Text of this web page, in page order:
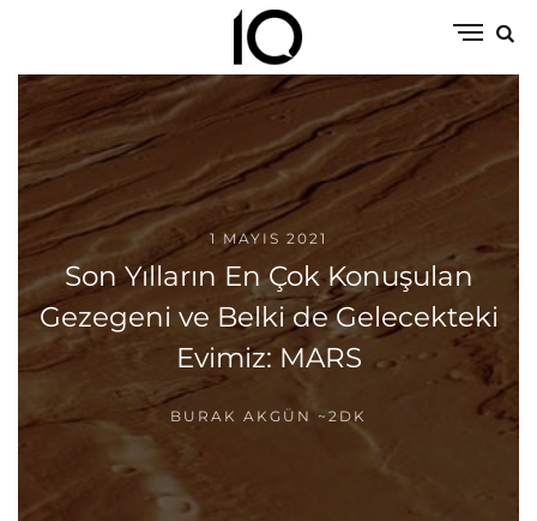
1 MAYIS 2021
Son Yılların En Çok Konuşulan
Gezegeni ve Belki de Gelecekteki
Evimiz: MARS
BURAK AKGÜN ~2DK